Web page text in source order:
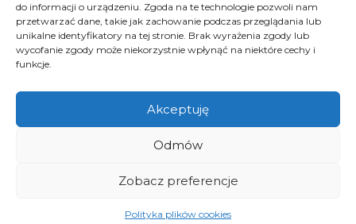
do informacji o urządzeniu. Zgoda na te technologie pozwoli nam
przetwarzać dane, takie jak zachowanie podczas przeglądania lub
unikalne identyfikatory na tej stronie. Brak wyrażenia zgody lub
wycofanie zgody może niekorzystnie wpłynąć na niektóre cechy i
funkcje.
Akceptuję
Odmów
Zobacz preferencje
Polityka plików cookies
czyszczenie posadzek Łódź,
czyszczenie posadzek Poznań,
czyszczenie posadzek Katowice,
czyszczenia obiektów, polimeryzacja posadzek.
piotrkow.pl